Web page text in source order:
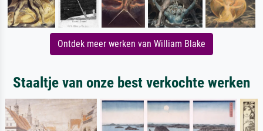
Ontdek meer werken van William Blake
Staaltje van onze best verkochte werken